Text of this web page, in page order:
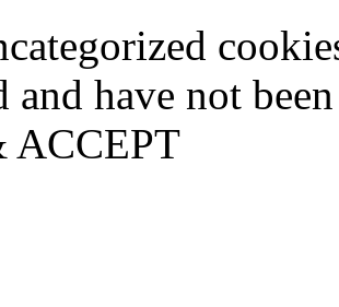
and have not
ACCEPT